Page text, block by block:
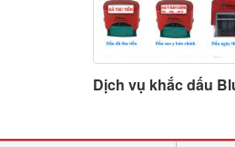
Dịch vụ khắc dấu